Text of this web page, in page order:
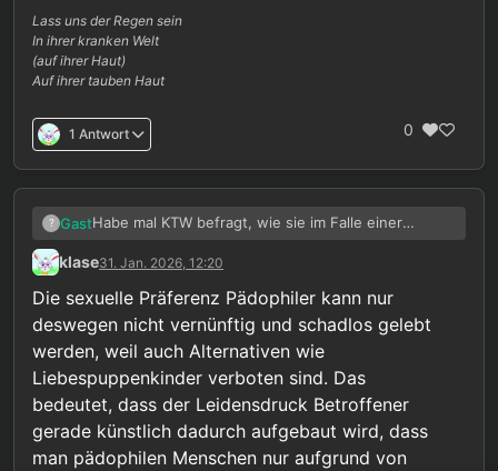
Lass uns der Regen sein
In ihrer kranken Welt
(auf ihrer Haut)
Auf ihrer tauben Haut
1 Antwort 0
? GastHabe mal KTW befragt, wie sie im Falle einer
Legalisierung mit Puppen umgehen würden. Hab
das als Antwort bekommen:
Sehr geehrte/r X,
vielen Dank für Ihre Anfrage.
Zur therapeutischen Grundhaltung:Das
Präventionsnetzwerk „Kein Täter werden" arbeitet
mit Menschen, die eine pädophile Störung haben.
Der Begriff „Störung" meint dabei nicht, dass mit
Zum therapeutischen Ansatz:Unser Ziel ist nicht
moralische Bewertung, sondern die gemeinsame
klase31. Jan. 2026, 12:20
Die sexuelle Präferenz Pädophiler kann nur
deswegen nicht vernünftig und schadlos gelebt
werden, weil auch Alternativen wie
Liebespuppenkinder verboten sind. Das
bedeutet, dass der Leidensdruck Betroffener
gerade künstlich dadurch aufgebaut wird, dass
man pädophilen Menschen nur aufgrund von